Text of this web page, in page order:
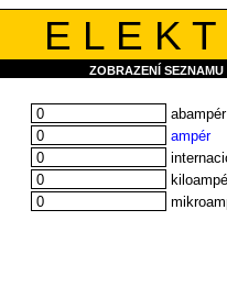
E L E K
ZOBRAZENÍ SEZNAMU
abampér
ampér